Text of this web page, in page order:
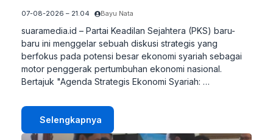
07-08-2026 – 21.04 Bayu Nata
suaramedia.id – Partai Keadilan Sejahtera (PKS) baru-
baru ini menggelar sebuah diskusi strategis yang
berfokus pada potensi besar ekonomi syariah sebagai
motor penggerak pertumbuhan ekonomi nasional.
Bertajuk "Agenda Strategis Ekonomi Syariah: …
Selengkapnya